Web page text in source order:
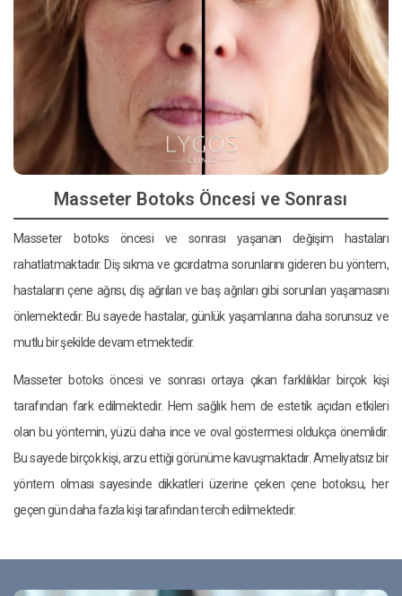
Masseter Botoks Öncesi ve Sonrası
Masseter botoks öncesi ve sonrası yaşanan değişim hastaları
rahatlatmaktadır. Diş sıkma ve gıcırdatma sorunlarını gideren bu yöntem,
hastaların çene ağrısı, diş ağrıları ve baş ağrıları gibi sorunları yaşamasını
önlemektedir. Bu sayede hastalar, günlük yaşamlarına daha sorunsuz ve
mutlu bir şekilde devam etmektedir.
Masseter botoks öncesi ve sonrası ortaya çıkan farklılıklar birçok kişi
tarafından fark edilmektedir. Hem sağlık hem de estetik açıdan etkileri
olan bu yöntemin, yüzü daha ince ve oval göstermesi oldukça önemlidir.
Bu sayede birçok kişi, arzu ettiği görünüme kavuşmaktadır. Ameliyatsız bir
yöntem olması sayesinde dikkatleri üzerine çeken çene botoksu, her
geçen gün daha fazla kişi tarafından tercih edilmektedir.